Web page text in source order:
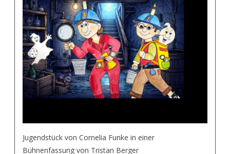
Jugendstück von Cornelia Funke in einer
Bühnenfassung von Tristan Berger